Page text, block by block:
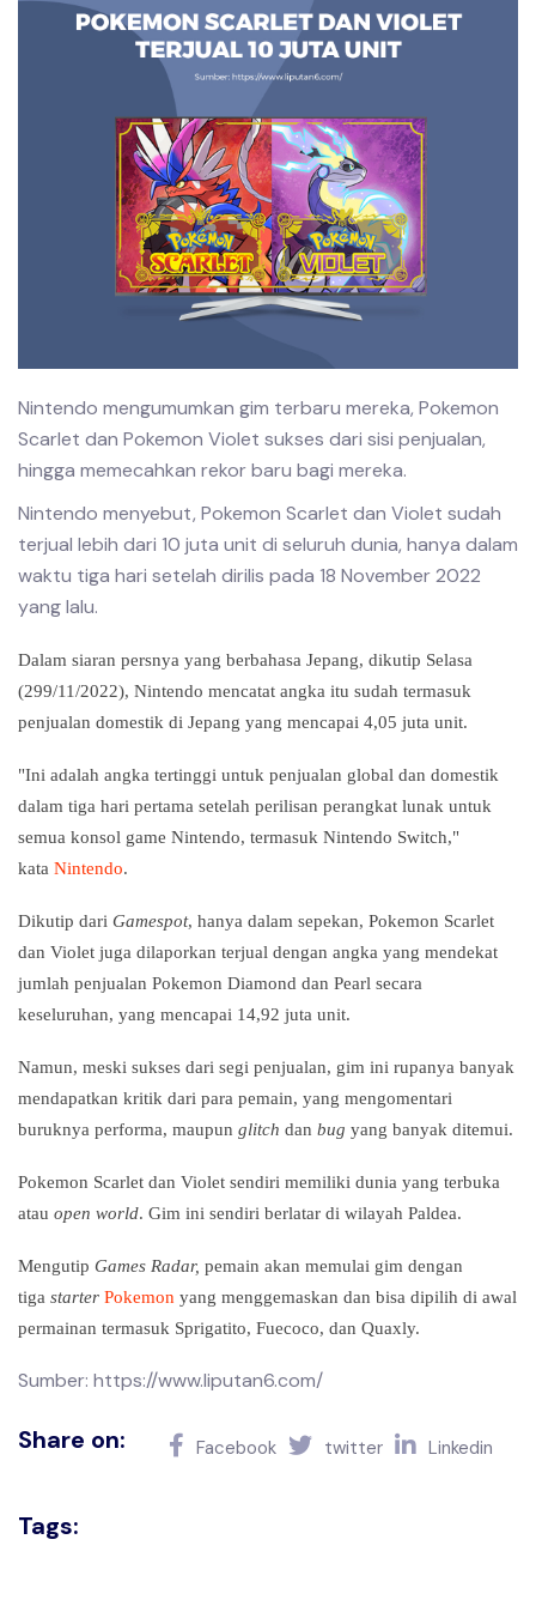
Nintendo mengumumkan gim terbaru mereka, Pokemon
Scarlet dan Pokemon Violet sukses dari sisi penjualan,
hingga memecahkan rekor baru bagi mereka.
Nintendo menyebut, Pokemon Scarlet dan Violet sudah
terjual lebih dari 10 juta unit di seluruh dunia, hanya dalam
waktu tiga hari setelah dirilis pada 18 November 2022
yang lalu.
Dalam siaran persnya yang berbahasa Jepang, dikutip Selasa
(299/11/2022), Nintendo mencatat angka itu sudah termasuk
penjualan domestik di Jepang yang mencapai 4,05 juta unit.
"Ini adalah angka tertinggi untuk penjualan global dan domestik
dalam tiga hari pertama setelah perilisan perangkat lunak untuk
semua konsol game Nintendo, termasuk Nintendo Switch,"
kata Nintendo.
Dikutip dari Gamespot, hanya dalam sepekan, Pokemon Scarlet
dan Violet juga dilaporkan terjual dengan angka yang mendekat
jumlah penjualan Pokemon Diamond dan Pearl secara
keseluruhan, yang mencapai 14,92 juta unit.
Namun, meski sukses dari segi penjualan, gim ini rupanya banyak
mendapatkan kritik dari para pemain, yang mengomentari
buruknya performa, maupun glitch dan bug yang banyak ditemui.
Pokemon Scarlet dan Violet sendiri memiliki dunia yang terbuka
atau open world. Gim ini sendiri berlatar di wilayah Paldea.
Mengutip Games Radar, pemain akan memulai gim dengan
tiga starter Pokemon yang menggemaskan dan bisa dipilih di awal
permainan termasuk Sprigatito, Fuecoco, dan Quaxly.
Sumber: https://www.liputan6.com/
Share on: Facebook twitter Linkedin
Tags: